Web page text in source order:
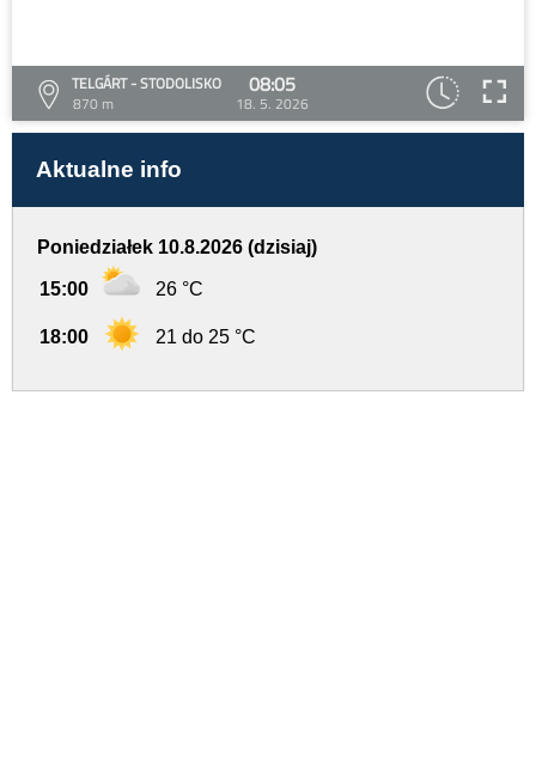
TELGÁRT - STODOLISKO
870 m
08:05
18. 5. 2026
Aktualne info
Poniedziałek 10.8.2026 (dzisiaj)
15:00 26 °C
18:00 21 do 25 °C